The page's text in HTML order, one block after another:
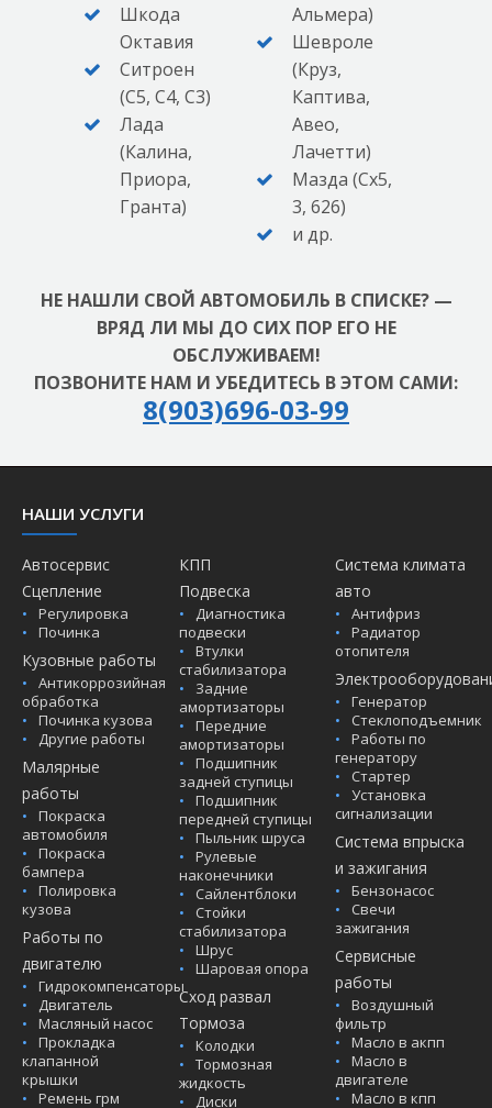
Шкода
Октавия
Ситроен
(С5, С4, С3)
Лада
(Калина,
Приора,
Гранта)
Альмера)
Шевроле
(Круз,
Каптива,
Авео,
Лачетти)
Мазда (Сх5,
3, 626)
и др.
НЕ НАШЛИ СВОЙ АВТОМОБИЛЬ В СПИСКЕ? —
ВРЯД ЛИ МЫ ДО СИХ ПОР ЕГО НЕ
ОБСЛУЖИВАЕМ!
ПОЗВОНИТЕ НАМ И УБЕДИТЕСЬ В ЭТОМ САМИ:
8(903)696-03-99
НАШИ УСЛУГИ
Автосервис
Сцепление
Регулировка
Починка
Кузовные работы
Антикоррозийная
обработка
Починка кузова
Другие работы
Малярные
работы
Покраска
автомобиля
Покраска
бампера
Полировка
кузова
Работы по
двигателю
Гидрокомпенсаторы
Двигатель
Масляный насос
Прокладка
клапанной
крышки
Ремень грм
КПП
Подвеска
Диагностика
подвески
Втулки
стабилизатора
Задние
амортизаторы
Передние
амортизаторы
Подшипник
задней ступицы
Подшипник
передней ступицы
Пыльник шруса
Рулевые
наконечники
Сайлентблоки
Стойки
стабилизатора
Шрус
Шаровая опора
Сход развал
Тормоза
Колодки
Тормозная
жидкость
Диски
Система климата
авто
Антифриз
Радиатор
отопителя
Генератор
Стеклоподъемник
Работы по
генератору
Стартер
Установка
сигнализации
Система впрыска
и зажигания
Бензонасос
Свечи
зажигания
Сервисные
работы
Воздушный
фильтр
Масло в акпп
Масло в
двигателе
Масло в кпп